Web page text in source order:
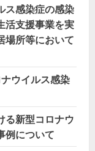
ス感染症の感染
活支援事業を実
場所等において
ウイルス感染
る新型コロナウ
例について